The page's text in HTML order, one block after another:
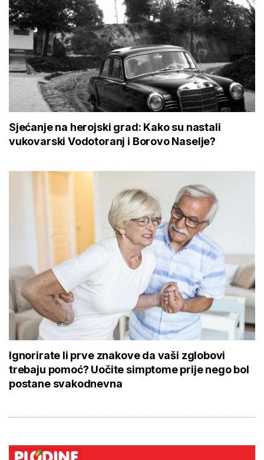
Sjećanje na herojski grad: Kako su nastali
vukovarski Vodotoranj i Borovo Naselje?
Ignorirate li prve znakove da vaši zglobovi
trebaju pomoć? Uočite simptome prije nego bol
postane svakodnevna